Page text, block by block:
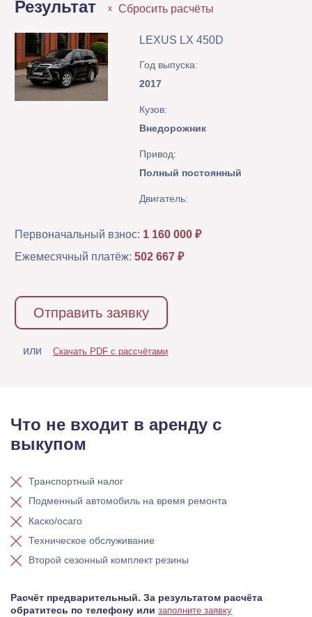
Результат x Сбросить расчёты
LEXUS LX 450D
Год выпуска:
2017
Кузов:
Внедорожник
Привод:
Полный постоянный
Двигатель:
Первоначальный взнос: 1 160 000 ₽
Ежемесячный платёж: 502 667 ₽
Отправить заявку
или Скачать PDF с рассчётами
Что не входит в аренду с
выкупом
Транспортный налог
Подменный автомобиль на время ремонта
Каско/осаго
Техническое обслуживание
Второй сезонный комплект резины
Расчёт предварительный. За результатом расчёта
обратитесь по телефону или заполните заявку